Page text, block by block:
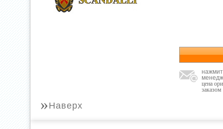
цена
заказом
» Наверх